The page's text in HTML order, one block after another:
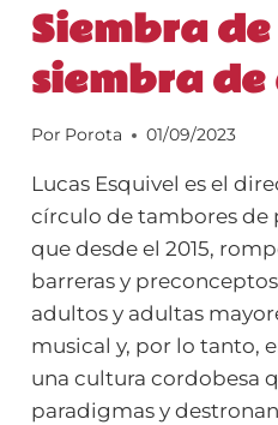
Siembra
siembra
Por Porota 01/09/2023
Lucas Esquivel es el
círculo de tambores de
que desde el 2015,
barreras y
adultos y adultas
musical y, por lo tanto,
una cultura cordobesa
paradigmas y